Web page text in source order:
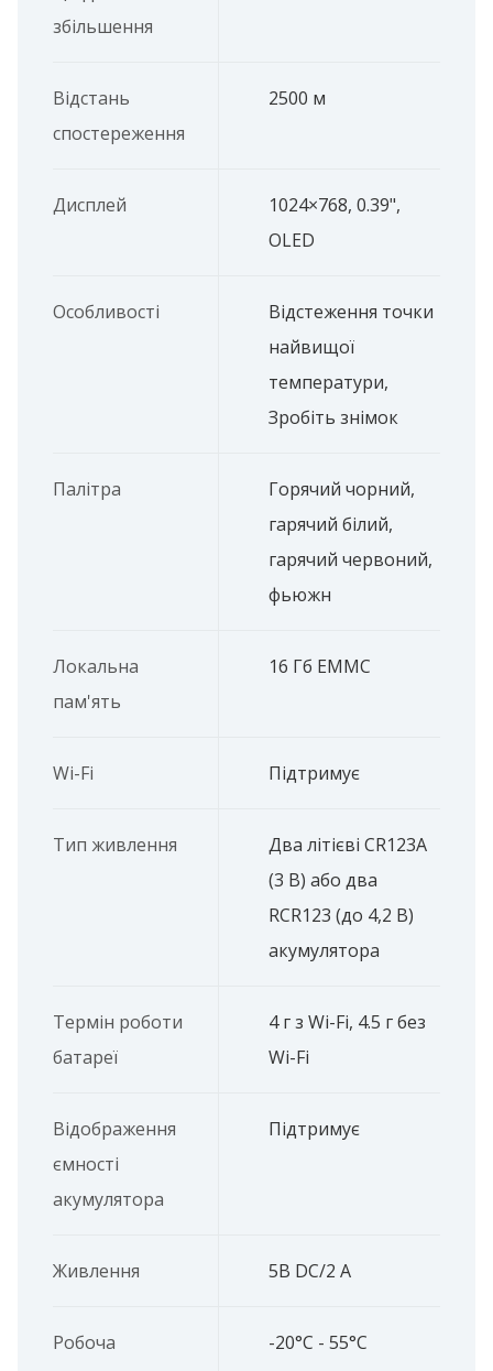
збільшення
Відстань
спостереження
2500 м
Дисплей
1024×768, 0.39",
OLED
Особливості
Відстеження точки
найвищої
температури,
Зробіть знімок
Палітра
Горячий чорний,
гарячий білий,
гарячий червоний,
фьюжн
Локальна
пам'ять
16 Гб EMMC
Wi-Fi Підтримує
Тип живлення
Два літієві CR123A
(3 В) або два
RCR123 (до 4,2 В)
акумулятора
Термін роботи
батареї
4 г з Wi-Fi, 4.5 г без
Wi-Fi
Відображення
ємності
акумулятора
Підтримує
Живлення 5В DC/2 A
Робоча
-20°C - 55°C